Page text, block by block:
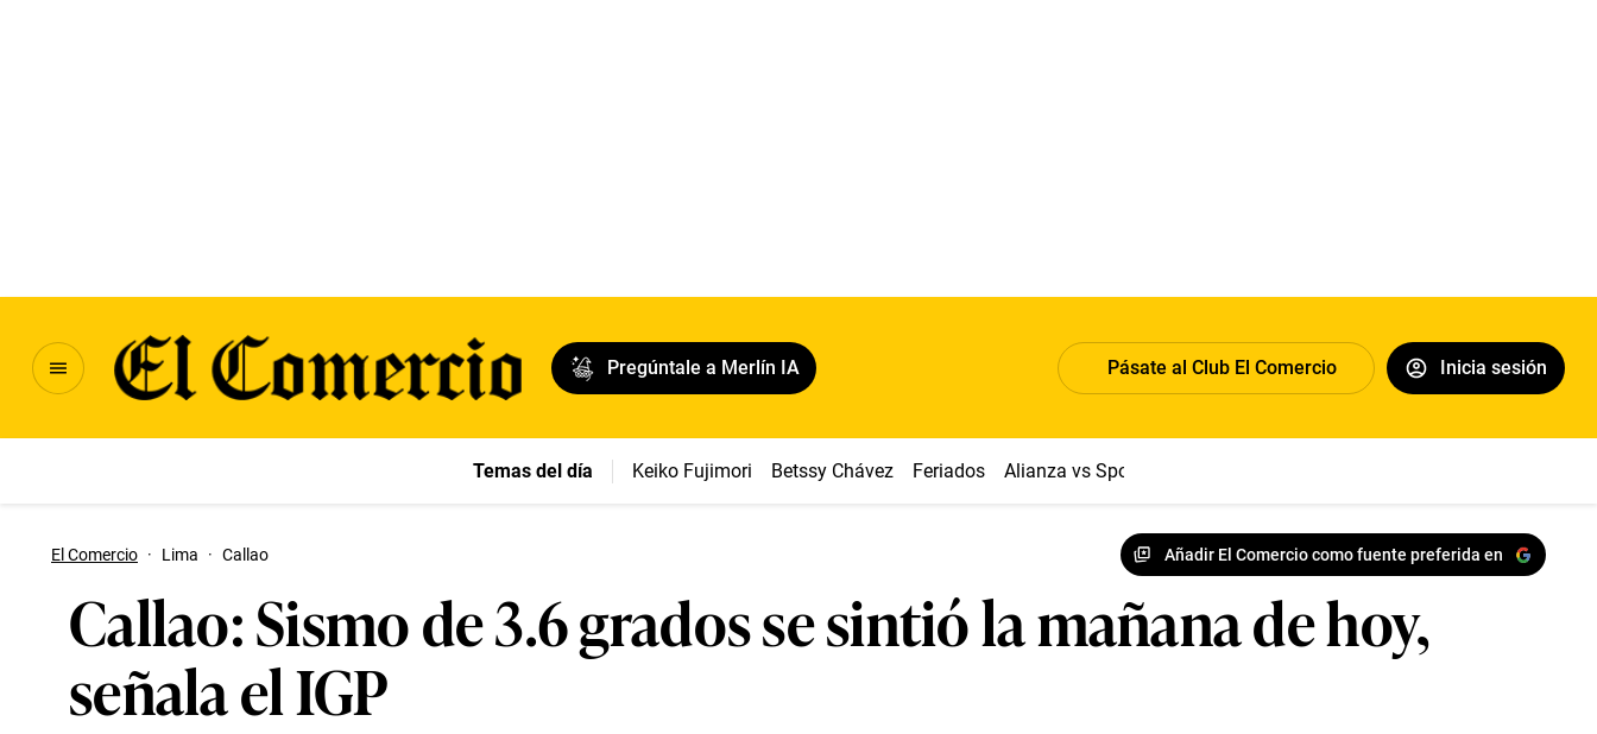
Pregúntale a Merlín IA Pásate al Club El Comercio Inicia sesión
Temas del día Keiko Fujimori Betssy Chávez Feriados Alianza vs Sport Boys
El Comercio · Lima · Callao Añadir El Comercio como fuente preferida en
Callao: Sismo de 3.6 grados se sintió la mañana de hoy,
señala el IGP